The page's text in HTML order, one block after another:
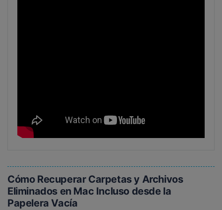
Cómo Recuperar Carpetas y Archivos
Eliminados en Mac Incluso desde la
Papelera Vacía